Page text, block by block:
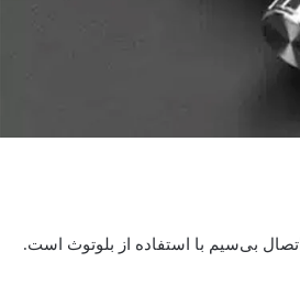
بی‌سیم با استفاده از بلوتوث است.